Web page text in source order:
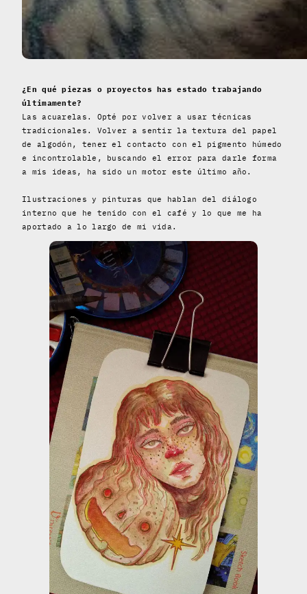
¿En qué piezas o proyectos has estado trabajando
últimamente?
Las acuarelas. Opté por volver a usar técnicas
tradicionales. Volver a sentir la textura del papel
de algodón, tener el contacto con el pigmento húmedo
e incontrolable, buscando el error para darle forma
a mis ideas, ha sido un motor este último año.
Ilustraciones y pinturas que hablan del diálogo
interno que he tenido con el café y lo que me ha
aportado a lo largo de mi vida.